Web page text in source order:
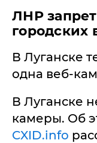
ЛНР
городских
В Луганске
одна веб-
В Луганске
камеры. Об
CXID.info